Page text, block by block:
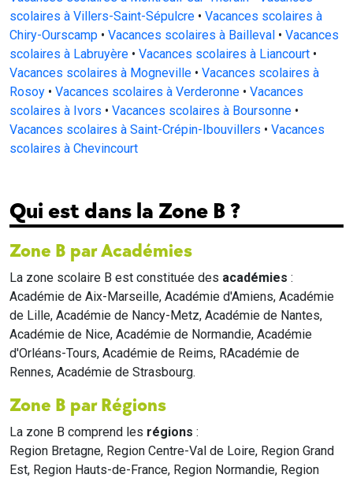
scolaires à Villers-Saint-Sépulcre • Vacances scolaires à
Chiry-Ourscamp • Vacances scolaires à Bailleval • Vacances
scolaires à Labruyère • Vacances scolaires à Liancourt •
Vacances scolaires à Mogneville • Vacances scolaires à
Rosoy • Vacances scolaires à Verderonne • Vacances
scolaires à Ivors • Vacances scolaires à Boursonne •
Vacances scolaires à Saint-Crépin-Ibouvillers • Vacances
scolaires à Chevincourt
Qui est dans la Zone B ?
Zone B par Académies
La zone scolaire B est constituée des académies :
Académie de Aix-Marseille, Académie d'Amiens, Académie
de Lille, Académie de Nancy-Metz, Académie de Nantes,
Académie de Nice, Académie de Normandie, Académie
d'Orléans-Tours, Académie de Reims, RAcadémie de
Rennes, Académie de Strasbourg.
Zone B par Régions
La zone B comprend les régions :
Region Bretagne, Region Centre-Val de Loire, Region Grand
Est, Region Hauts-de-France, Region Normandie, Region